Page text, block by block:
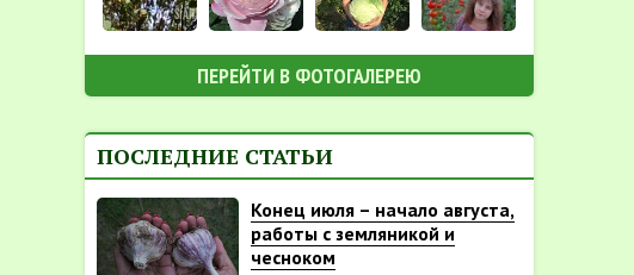
ПЕРЕЙТИ В ФОТОГАЛЕРЕЮ
ПОСЛЕДНИЕ СТАТЬИ
Конец июля – начало августа,
работы с земляникой и
чесноком